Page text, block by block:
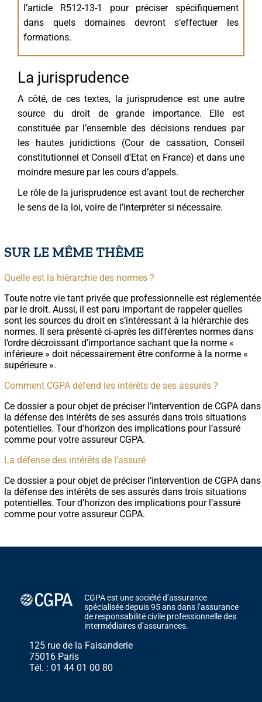
l’article R512-13-1 pour préciser spécifiquement
dans quels domaines devront s’effectuer les
formations.
La jurisprudence
A côté, de ces textes, la jurisprudence est une autre
source du droit de grande importance. Elle est
constituée par l’ensemble des décisions rendues par
les hautes juridictions (Cour de cassation, Conseil
constitutionnel et Conseil d’Etat en France) et dans une
moindre mesure par les cours d’appels.
Le rôle de la jurisprudence est avant tout de rechercher
le sens de la loi, voire de l’interpréter si nécessaire.
SUR LE MÊME THÈME
Quelle est la hiérarchie des normes ?
Toute notre vie tant privée que professionnelle est réglementée
par le droit. Aussi, il est paru important de rappeler quelles
sont les sources du droit en s’intéressant à la hiérarchie des
normes. Il sera présenté ci-après les différentes normes dans
l’ordre décroissant d’importance sachant que la norme «
inférieure » doit nécessairement être conforme à la norme «
supérieure ».
Comment CGPA défend les intérêts de ses assurés ?
Ce dossier a pour objet de préciser l’intervention de CGPA dans
la défense des intérêts de ses assurés dans trois situations
potentielles. Tour d’horizon des implications pour l’assuré
comme pour votre assureur CGPA.
La défense des intérêts de l’assuré
Ce dossier a pour objet de préciser l’intervention de CGPA dans
la défense des intérêts de ses assurés dans trois situations
potentielles. Tour d’horizon des implications pour l’assuré
comme pour votre assureur CGPA.
CGPA est une société d’assurance
spécialisée depuis 95 ans dans l’assurance
de responsabilité civile professionnelle des
intermédiaires d’assurances.
125 rue de la Faisanderie
75016 Paris
Tél. : 01 44 01 00 80